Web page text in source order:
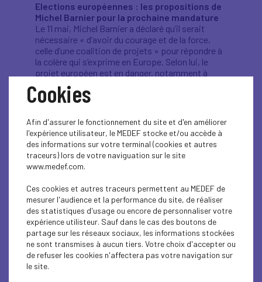
Elections européennes : les propositions de
Michel Barnier pour la prochaine mandature
Le 11 mai, Michel Barnier a déclaré qu’il serait
nécessaire « d’avoir du courage et de la force,
celle d’une coalition de projets » pour répondre à
la colère qui s’exprime en Europe. Selon lui, le
projet européen est en danger, notamment à
cause de la montée des nationalismes et des
défis extérieurs. Il propose que les prochaines
institutions portent la lutte contre le changement
climatique, travaillent à maîtriser les migrations,
construisent une nouvelle économie pour faire
face « à la guerre technologique » et en fassent
davantage pour la défense européenne.
Présidence des institutions : lancement du
Au lendemain des élections européennes, les
dirigeants commenceront le processus de
nomination des présidences des institutions
européennes : Commission, Conseil, Haut
représentant pour les affaires étrangères
notamment. La décision finale interviendra les 20
et 21 juin.
Cookies
Afin d'assurer le fonctionnement du site et d'en améliorer
l'expérience utilisateur, le MEDEF stocke et/ou accède à
des informations sur votre terminal (cookies et autres
traceurs) lors de votre naviguation sur le site
www.medef.com.
Ces cookies et autres traceurs permettent au MEDEF de
mesurer l'audience et la performance du site, de réaliser
des statistiques d'usage ou encore de personnaliser votre
expérience utilisteur. Sauf dans le cas des boutons de
partage sur les réseaux sociaux, les informations stockées
ne sont transmises à aucun tiers. Votre choix d'accepter ou
de refuser les cookies n'affectera pas votre navigation sur
le site.